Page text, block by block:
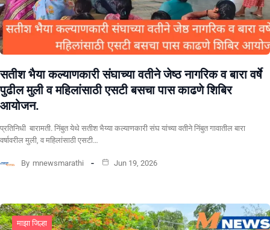
सतीश भैया कल्याणकारी संघाच्या वतीने जेष्ठ नागरिक व बारा वर्षे
पुढील मुली व महिलांसाठी एसटी बसचा पास काढणे शिबिर
आयोजन.
प्रतिनिधी बारामती. निंबुत येथे सतीश भैय्या कल्याणकारी संघ यांच्या वतीने निंबुत गावातील बारा
वर्षावरील मुली, व महिलांसाठी एसटी…
By mnewsmarathi Jun 19, 2026
माझा जिल्हा